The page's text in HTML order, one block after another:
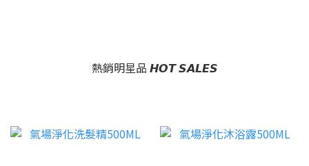
熱銷明星品 𝙃𝙊𝙏 𝙎𝘼𝙇𝙀𝙎